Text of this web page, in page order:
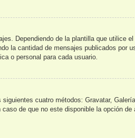
Dependiendo de la plantilla que utilice
la cantidad de mensajes publicados por
o personal para cada usuario.
cuatro métodos: Gravatar,
de que no este disponible la opción